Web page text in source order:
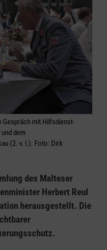
Gespräch mit Hilfsdienst-
dem
(2. v. l.). Foto: Dirk
des Malteser
Herbert Reul
herausgestellt. Die